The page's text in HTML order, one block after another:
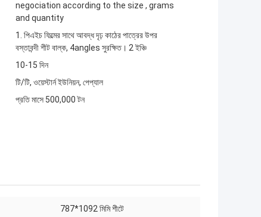
negociation according to the size , grams
and quantity
1. পিএইচ ফিল্মের সাথে আবদ্ধ দৃঢ় কাঠের পাত্রের উপর
বস্তাবন্দী শীট বাল্ক, 4angles সুরক্ষিত। 2 ইঞ্চি
10-15 দিন
টি/টি, ওয়েস্টার্ন ইউনিয়ন, পেপ্যাল
প্রতি মাসে 500,000 টন
787*1092 মিমি শীটে